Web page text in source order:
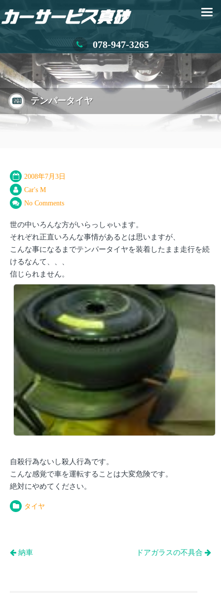
078-947-3265
テンパータイヤ
2008年7月3日
Car's M
No Comments
世の中いろんな方がいらっしゃいます。
それぞれ正直いろんな事情があるとは思いますが、
こんな事になるまでテンパータイヤを装着したまま走行を続
けるなんて、、、
信じられません。
自殺行為ないし殺人行為です。
こんな感覚で車を運転することは大変危険です。
絶対にやめてください。
タイヤ
投納車 ドアガラスの不具合